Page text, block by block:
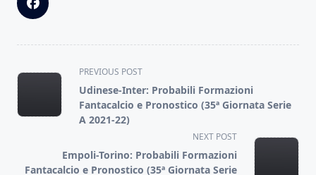
<span
class="nav-
subtitle
screen-
text">Page</span>
PREVIOUS POST
Udinese-Inter: Probabili Formazioni
Fantacalcio e Pronostico (35ª Giornata Serie
A 2021-22)
NEXT POST
Empoli-Torino: Probabili Formazioni
Fantacalcio e Pronostico (35ª Giornata Serie